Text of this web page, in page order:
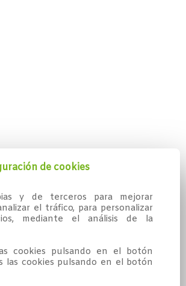
de cookies
y de terceros para mejorar
el tráfico, para personalizar
mediante el análisis de la
cookies pulsando en el botón
las cookies pulsando en el botón